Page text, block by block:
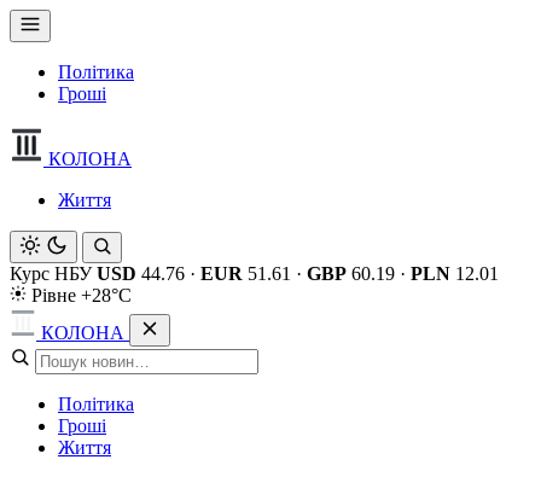
Політика
Гроші
КОЛОНА
Життя
Курс НБУ USD 44.76 · EUR 51.61 · GBP 60.19 · PLN 12.01
Рівне +28°C
КОЛОНА
Політика
Гроші
Життя